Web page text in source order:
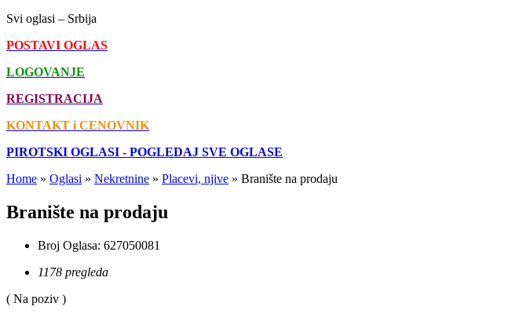
Svi oglasi – Srbija
POSTAVI OGLAS
LOGOVANJE
REGISTRACIJA
KONTAKT i CENOVNIK
PIROTSKI OGLASI - POGLEDAJ SVE OGLASE
Home » Oglasi » Nekretnine » Placevi, njive » Branište na prodaju
Branište na prodaju
Broj Oglasa: 627050081
1178 pregleda
( Na poziv )